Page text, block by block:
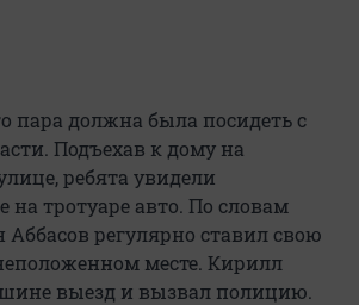
пара должна была посидеть с
Подъехав к дому на
ребята увидели
на тротуаре авто. По словам
регулярно ставил свою
месте. Кирилл
выезд и вызвал полицию.